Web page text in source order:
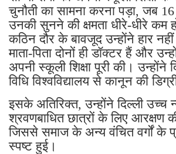
चुनौती का सामना करना पड़ा, जब
उनकी सुनने की क्षमता धीरे-धीरे कम
कठिन दौर के बावजूद उन्होंने हार
माता-पिता दोनों ही डॉक्टर हैं और
अपनी स्कूली शिक्षा पूरी की। उन्होंने
विधि विश्वविद्यालय से कानून की
इसके अतिरिक्त, उन्होंने दिल्ली उच्च
श्रवणबाधित छात्रों के लिए आरक्षण
जिससे समाज के अन्य वंचित वर्गों के
स्पष्ट हुई।